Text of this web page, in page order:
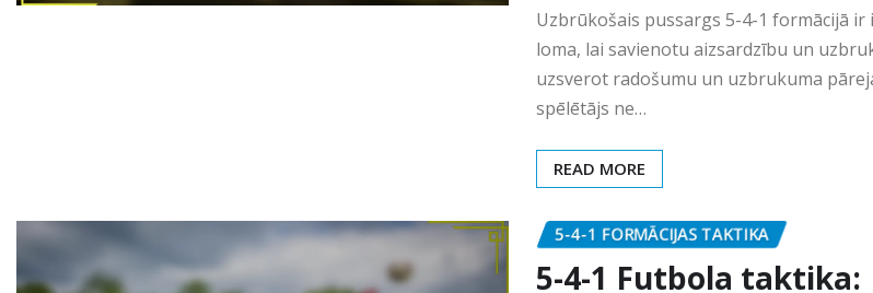
Uzbrūkošais pussargs 5-4-1 formācijā ir
loma, lai savienotu aizsardzību un
uzsverot radošumu un uzbrukuma
spēlētājs ne…
READ MORE
5-4-1 FORMĀCIJAS TAKTIKA
5-4-1 Futbola taktika: